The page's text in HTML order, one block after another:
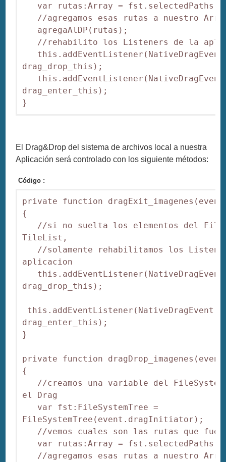
var rutas:Array = fst.selectedPaths;
//agregamos esas rutas a nuestro
agregaAlDP(rutas);
//rehabilito los Listeners de la
drag_drop_this);
drag_enter_this);
}
El Drag&Drop del sistema de archivos local a nuestra
Aplicación será controlado con los siguiente métodos:
Código :
private function
{
//si no suelta los elementos del
TileList,
//solamente rehabilitamos los
aplicacion
drag_drop_this);
drag_enter_this);
}
private function
{
//creamos una variable del
el Drag
var fst:FileSystemTree =
FileSystemTree(event.dragInitiator);
//vemos cuales son las rutas que
var rutas:Array = fst.selectedPaths;
//agregamos esas rutas a nuestro